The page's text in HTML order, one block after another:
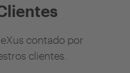
contado por
clientes.